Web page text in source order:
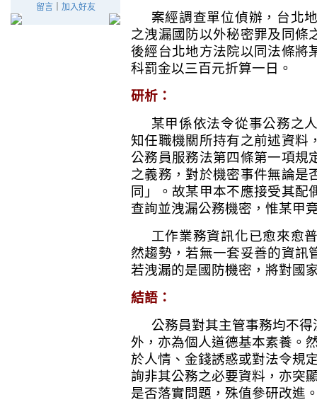
留言｜ 加入好友
案經調查單位偵辦，台北
之洩漏國防以外秘密罪及同條
後經台北地方法院以同法條將
科罰金以三百元折算一日。
研析：
某甲係依法令從事公務之
知任職機關所持有之前述資料
公務員服務法第四條第一項規
之義務，對於機密事件無論是
同」。故某甲本不應接受其配
查詢並洩漏公務機密，惟某甲
工作業務資訊化已愈來愈
然趨勢，若無一套妥善的資訊
若洩漏的是國防機密，將對國
結語：
公務員對其主管事務均不
外，亦為個人道德基本素養。
於人情、金錢誘惑或對法令規
詢非其公務之必要資料，亦突
是否落實問題，殊值參研改進